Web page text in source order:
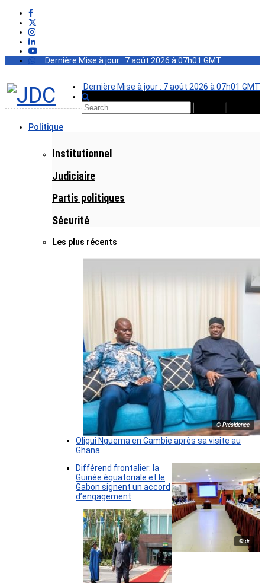
Dernière Mise à jour : 7 août 2026 à 07h01 GMT
Dernière Mise à jour : 7 août 2026 à 07h01 GMT
Politique
Institutionnel
Judiciaire
Partis politiques
Sécurité
Les plus récents
© Présidence
Oligui Nguema en Gambie après sa visite au
Ghana
© dr
Différend frontalier: la
Guinée équatoriale et le
Gabon signent un accord
d’engagement